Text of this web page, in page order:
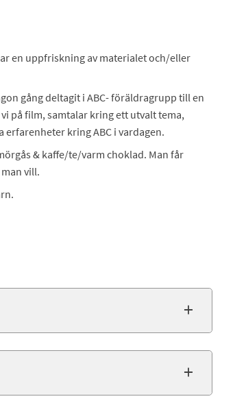
en uppfriskning av materialet och/eller
gång deltagit i ABC- föräldragrupp till en
på film, samtalar kring ett utvalt tema,
erfarenheter kring ABC i vardagen.
& kaffe/te/varm choklad. Man får
vill.